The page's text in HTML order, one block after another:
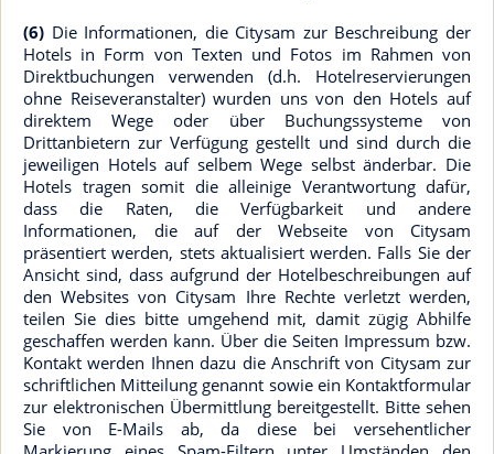
(6) Die Informationen, die Citysam zur Beschreibung der
Hotels in Form von Texten und Fotos im Rahmen von
Direktbuchungen verwenden (d.h. Hotelreservierungen
ohne Reiseveranstalter) wurden uns von den Hotels auf
direktem Wege oder über Buchungssysteme von
Drittanbietern zur Verfügung gestellt und sind durch die
jeweiligen Hotels auf selbem Wege selbst änderbar. Die
Hotels tragen somit die alleinige Verantwortung dafür,
dass die Raten, die Verfügbarkeit und andere
Informationen, die auf der Webseite von Citysam
präsentiert werden, stets aktualisiert werden. Falls Sie der
Ansicht sind, dass aufgrund der Hotelbeschreibungen auf
den Websites von Citysam Ihre Rechte verletzt werden,
teilen Sie dies bitte umgehend mit, damit zügig Abhilfe
geschaffen werden kann. Über die Seiten Impressum bzw.
Kontakt werden Ihnen dazu die Anschrift von Citysam zur
schriftlichen Mitteilung genannt sowie ein Kontaktformular
zur elektronischen Übermittlung bereitgestellt. Bitte sehen
Sie von E-Mails ab, da diese bei versehentlicher